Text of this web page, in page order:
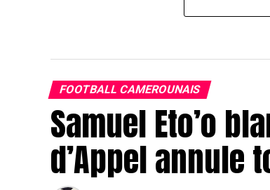
FOOTBALL CAMEROUNAIS
Samuel Eto’o
d’Appel annule